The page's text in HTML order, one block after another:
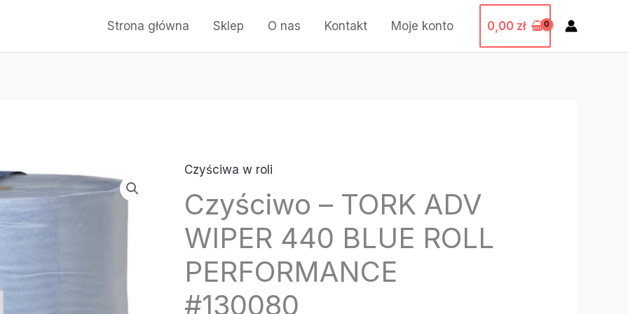
Strona główna Sklep O nas Kontakt Moje konto 0,00 zł
Czyściwa w roli
Czyściwo – TORK ADV
WIPER 440 BLUE ROLL
PERFORMANCE
#130080
ilość
Czyściwo
TORK
ADV
WIPER
440